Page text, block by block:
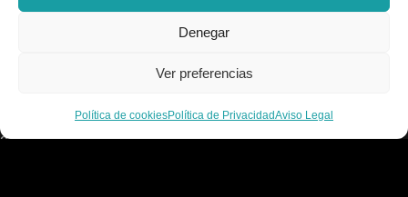
Denegar
Ver preferencias
Política de cookiesPolítica de PrivacidadAviso Legal
Accesibilidad
968 521 048 / 617 498 222